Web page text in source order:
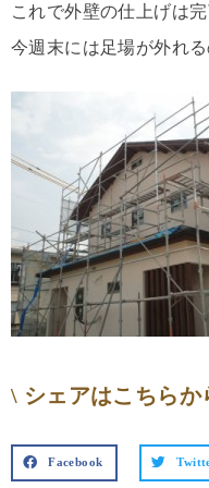
これで外壁の仕上げは完
今週末には足場が外れ
\ シェアはこちらか
Facebook